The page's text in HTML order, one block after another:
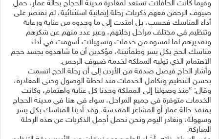
وفيما كانت الحافلات تستعد لمغادرة مدينة الحجاج بحالة عمار، حمل
ضيوف الرحمن معهم ذكريات رحلة إيمانية استثنائية، لم تقتصر على
أداء المناسك فحسب، بل امتدت إلى ما وجدوه من عناية ورعاية
وتنظيم في مختلف مراحل رحلتهم، وعبر عدد منهم عن شكرهم
وتقديرهم لما لمسوه من خدمات وتسهيلات أسهمت في أداء
مناسك الحج بكل يسر وطمأنينة، مؤكدين أن ما شاهدوه يجسد حجم
الاهتمام الذي توليه المملكة لخدمة ضيوف الرحمن.
وأشار الحاج فيصل صدقة من الأردن إلى أن رحلة الحج اتسمت
بحسن التنظيم وتكامل الخدمات منذ لحظة الوصول وحتى المغادرة،
وقال: “منذ وصولنا إلى المملكة وجدنا كل عناية واهتمام، وكانت
الخدمات متوفرة في جميع المراحل، سواء في هنا في مدينة الحجاج
بمنفذ حالة عمار أو المشاعر المقدسة، وقد أدينا المناسك بكل يسر
وسهولة، ونغادر اليوم ونحن نحمل أجمل الذكريات عن هذه الرحلة
المباركة.